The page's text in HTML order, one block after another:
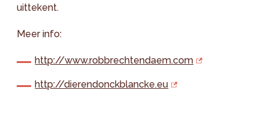
uittekent.
Meer info:
http://www.robbrechtendaem.com
http://dierendonckblancke.eu